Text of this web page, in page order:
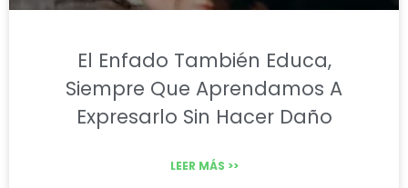
El Enfado También Educa,
Siempre Que Aprendamos A
Expresarlo Sin Hacer Daño
LEER MÁS >>